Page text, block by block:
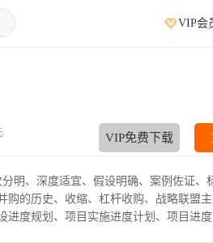
VIP会
VIP免费下载
明、深度适宜、假设明确、案例佐证、
的历史、收缩、杠杆收购、战略联盟
进度规划、项目实施进度计划、项目进